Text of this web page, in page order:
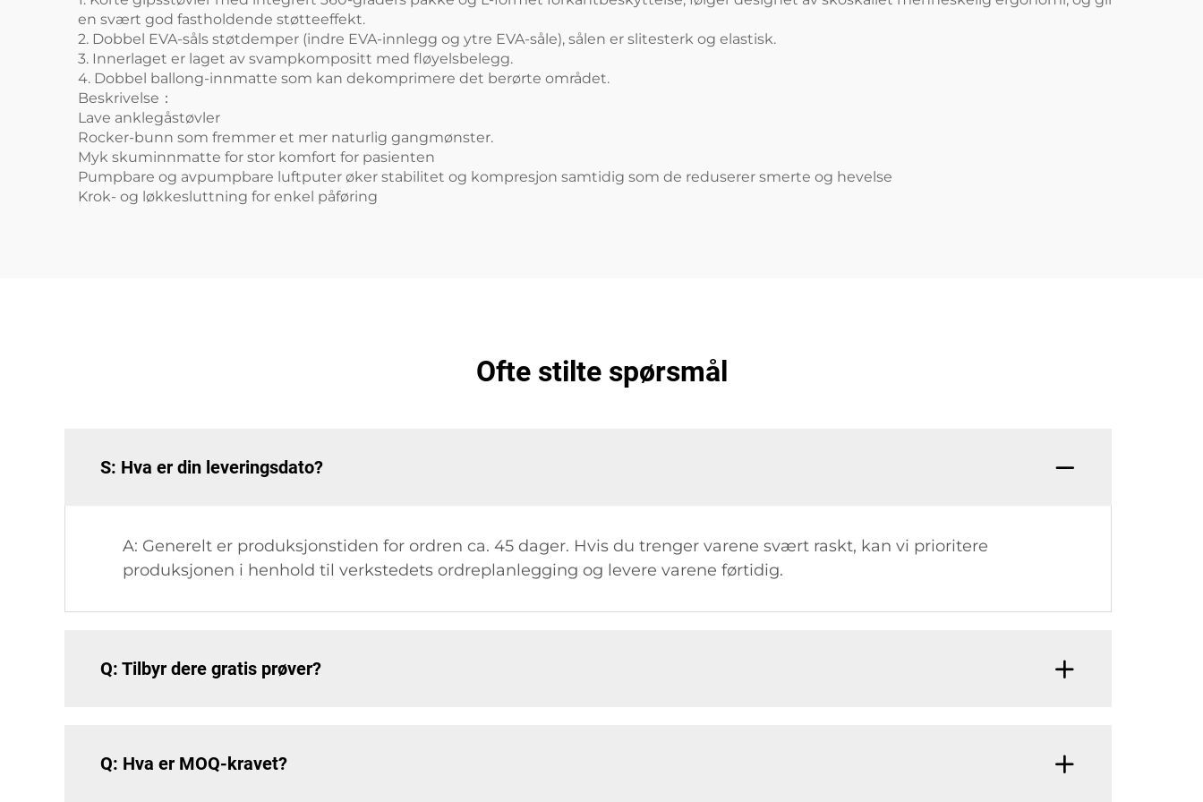
en svært god fastholdende støtteeffekt.
2. Dobbel EVA-såls støtdemper (indre EVA-innlegg og ytre EVA-såle), sålen er slitesterk og elastisk.
3. Innerlaget er laget av svampkompositt med fløyelsbelegg.
4. Dobbel ballong-innmatte som kan dekomprimere det berørte området.
Beskrivelse：
Lave anklegåstøvler
Rocker-bunn som fremmer et mer naturlig gangmønster.
Myk skuminnmatte for stor komfort for pasienten
Pumpbare og avpumpbare luftputer øker stabilitet og kompresjon samtidig som de reduserer smerte og hevelse
Krok- og løkkesluttning for enkel påføring
Ofte stilte spørsmål
S: Hva er din leveringsdato?
A: Generelt er produksjonstiden for ordren ca. 45 dager. Hvis du trenger varene svært raskt, kan vi prioritere
produksjonen i henhold til verkstedets ordreplanlegging og levere varene førtidig.
Q: Tilbyr dere gratis prøver?
Q: Hva er MOQ-kravet?